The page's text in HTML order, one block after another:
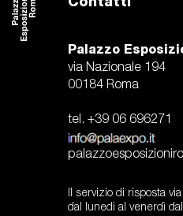
Palazzo
via Nazionale 194
00184 Roma
tel. +39 06 696271
Il servizio di risposta
dal lunedi al venerdì